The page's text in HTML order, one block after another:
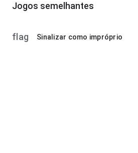
Jogos semelhantes
flag Sinalizar como impróprio